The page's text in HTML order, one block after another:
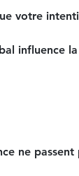
votre
influence
ne